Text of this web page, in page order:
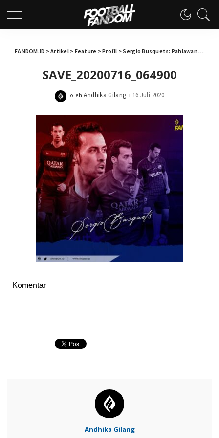
FANDOM.ID >Artikel> Feature >Profil >Sergio Busquets: Pahlawan dalam Senyap
SAVE_20200716_064900
Posted
oleh Andhika Gilang 16 Juli 2020
Komentar
Andhika Gilang